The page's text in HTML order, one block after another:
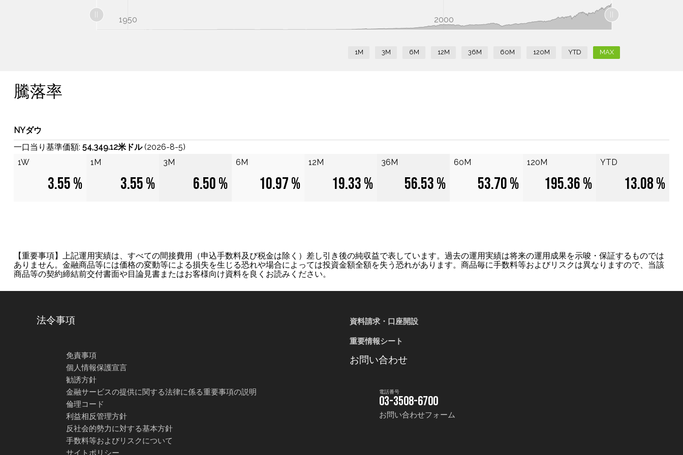
L
1900 1950 2000
2050
1M 3M 6M 12M 36M 60M 120M YTD MAX
騰落率
NYダウ
一口当り基準価額: 54,349.12米ドル(2026-8-5)
1W
1M 3M 6M 12M 36M 60M 120M YTD
3.55 % 3.55 % 6.50 % 10.97 % 19.33 % 56.53 % 53.70 % 195.36 % 13.08 %
【重要事項】上記運用実績は、すべての間接費用（申込手数料及び税金は除く）差し引き後の純収益で表しています。過去の運用実績は将来の運用成果を示唆・保証するものでは
ありません。金融商品等には価格の変動等による損失を生じる恐れや場合によっては投資金額全額を失う恐れがあります。商品毎に手数料等およびリスクは異なりますので、当該
商品等の契約締結前交付書面や目論見書またはお客様向け資料を良くお読みください。
法令事項
免責事項
個人情報保護宣言
勧誘方針
金融サービスの提供に関する法律に係る重要事項の説明
倫理コード
利益相反管理方針
反社会的勢力に対する基本方針
手数料等およびリスクについて
サイトポリシー
資料請求・口座開設
重要情報シート
お問い合わせ
電話番号
03-3508-6700
お問い合わせフォーム